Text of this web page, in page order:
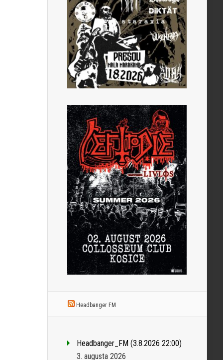
Headbanger FM
Headbanger_FM (3.8.2026 22:00)
3. augusta 2026